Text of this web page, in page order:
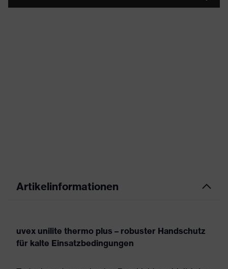
Artikelinformationen
uvex unilite thermo plus – robuster Handschutz
für kalte Einsatzbedingungen